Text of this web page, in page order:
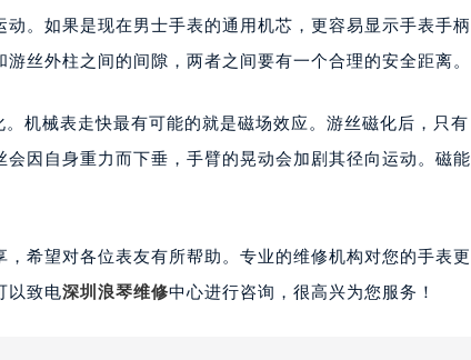
。如果是现在男士手表的通用机芯，更容易显示手表手柄
丝外柱之间的间隙，两者之间要有一个合理的安全距离。
机械表走快最有可能的就是磁场效应。游丝磁化后，只有
因自身重力而下垂，手臂的晃动会加剧其径向运动。磁能
希望对各位表友有所帮助。专业的维修机构对您的手表更
以致电深圳浪琴维修中心进行咨询，很高兴为您服务！